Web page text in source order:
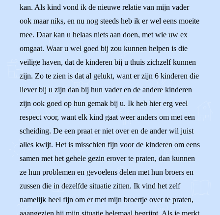
kan. Als kind vond ik de nieuwe relatie van mijn vader
ook maar niks, en nu nog steeds heb ik er wel eens moeite
mee. Daar kan u helaas niets aan doen, met wie uw ex
omgaat. Waar u wel goed bij zou kunnen helpen is die
veilige haven, dat de kinderen bij u thuis zichzelf kunnen
zijn. Zo te zien is dat al gelukt, want er zijn 6 kinderen die
liever bij u zijn dan bij hun vader en de andere kinderen
zijn ook goed op hun gemak bij u. Ik heb hier erg veel
respect voor, want elk kind gaat weer anders om met een
scheiding. De een praat er niet over en de ander wil juist
alles kwijt. Het is misschien fijn voor de kinderen om eens
samen met het gehele gezin erover te praten, dan kunnen
ze hun problemen en gevoelens delen met hun broers en
zussen die in dezelfde situatie zitten. Ik vind het zelf
namelijk heel fijn om er met mijn broertje over te praten,
aaangezien hij mijn situatie helemaal begrijpt. Als je merkt